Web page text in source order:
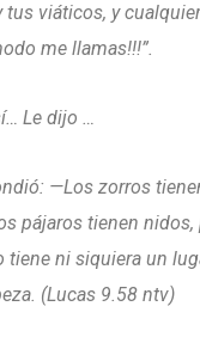
tus viáticos, y
me llamas!!!”.
Le dijo …
—Los zorros
pájaros tienen nidos,
tiene ni siquiera un
(Lucas 9.58 ntv)